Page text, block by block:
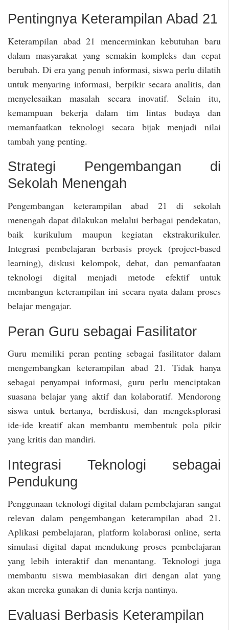
Pentingnya Keterampilan Abad 21
Keterampilan abad 21 mencerminkan kebutuhan baru
dalam masyarakat yang semakin kompleks dan cepat
berubah. Di era yang penuh informasi, siswa perlu dilatih
untuk menyaring informasi, berpikir secara analitis, dan
menyelesaikan masalah secara inovatif. Selain itu,
kemampuan bekerja dalam tim lintas budaya dan
memanfaatkan teknologi secara bijak menjadi nilai
tambah yang penting.
Strategi Pengembangan di
Sekolah Menengah
Pengembangan keterampilan abad 21 di sekolah
menengah dapat dilakukan melalui berbagai pendekatan,
baik kurikulum maupun kegiatan ekstrakurikuler.
Integrasi pembelajaran berbasis proyek (project-based
learning), diskusi kelompok, debat, dan pemanfaatan
teknologi digital menjadi metode efektif untuk
membangun keterampilan ini secara nyata dalam proses
belajar mengajar.
Peran Guru sebagai Fasilitator
Guru memiliki peran penting sebagai fasilitator dalam
mengembangkan keterampilan abad 21. Tidak hanya
sebagai penyampai informasi, guru perlu menciptakan
suasana belajar yang aktif dan kolaboratif. Mendorong
siswa untuk bertanya, berdiskusi, dan mengeksplorasi
ide-ide kreatif akan membantu membentuk pola pikir
yang kritis dan mandiri.
Integrasi Teknologi sebagai
Pendukung
Penggunaan teknologi digital dalam pembelajaran sangat
relevan dalam pengembangan keterampilan abad 21.
Aplikasi pembelajaran, platform kolaborasi online, serta
simulasi digital dapat mendukung proses pembelajaran
yang lebih interaktif dan menantang. Teknologi juga
membantu siswa membiasakan diri dengan alat yang
akan mereka gunakan di dunia kerja nantinya.
Evaluasi Berbasis Keterampilan